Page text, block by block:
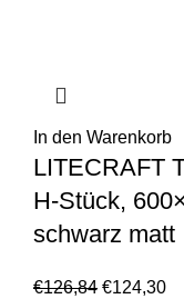
In den Warenkorb
LITECRAFT
H-Stück,
schwarz matt
€126,84 €124,30